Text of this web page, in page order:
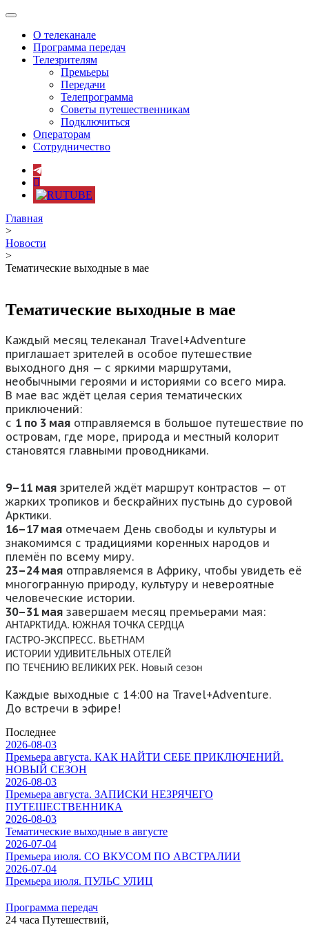
Toggle
navigationО телеканале
Программа передач
Телезрителям
Премьеры
Передачи
Телепрограмма
Советы путешественникам
Подключиться
Операторам
Сотрудничество
Главная
>
Новости
>
Тематические выходные в мае
Тематические выходные в мае
Каждый месяц телеканал Travel+Adventure
приглашает зрителей в особое путешествие
выходного дня — с яркими маршрутами,
необычными героями и историями со всего мира.
В мае вас ждёт целая серия тематических
приключений:
с 1 по 3 мая отправляемся в большое путешествие по
островам, где море, природа и местный колорит
становятся главными проводниками.
9–11 мая зрителей ждёт маршрут контрастов — от
жарких тропиков и бескрайних пустынь до суровой
Арктики.
16–17 мая отмечаем День свободы и культуры и
знакомимся с традициями коренных народов и
племён по всему миру.
23–24 мая отправляемся в Африку, чтобы увидеть её
многогранную природу, культуру и невероятные
человеческие истории.
30–31 мая завершаем месяц премьерами мая:
АНТАРКТИДА. ЮЖНАЯ ТОЧКА СЕРДЦА
ГАСТРО-ЭКСПРЕСС. ВЬЕТНАМ
ИСТОРИИ УДИВИТЕЛЬНЫХ ОТЕЛЕЙ
ПО ТЕЧЕНИЮ ВЕЛИКИХ РЕК. Новый сезон
Каждые выходные с 14:00 на Travel+Adventure.
До встречи в эфире!​
Последнее
2026-08-03
Премьера августа. КАК НАЙТИ СЕБЕ ПРИКЛЮЧЕНИЙ.
НОВЫЙ СЕЗОН
2026-08-03
Премьера августа. ЗАПИСКИ НЕЗРЯЧЕГО
ПУТЕШЕСТВЕННИКА
2026-08-03
Тематические выходные в августе
2026-07-04
Премьера июля. СО ВКУСОМ ПО АВСТРАЛИИ
2026-07-04
Премьера июля. ПУЛЬС УЛИЦ
Программа передач
24 часа Путешествий,